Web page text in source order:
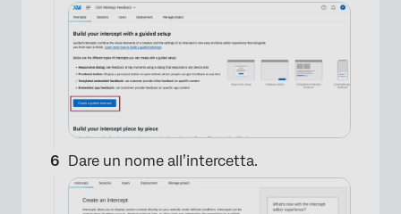
Dare un nome all’intercetta.